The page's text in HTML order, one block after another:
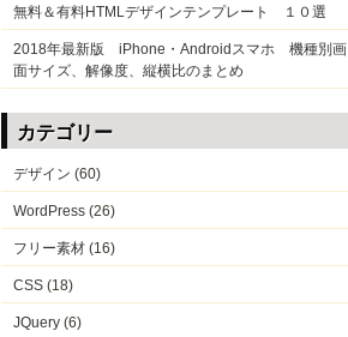
無料＆有料HTMLデザインテンプレート １０選
2018年最新版 iPhone・Androidスマホ 機種別画
面サイズ、解像度、縦横比のまとめ
カテゴリー
デザイン (60)
WordPress (26)
フリー素材 (16)
CSS (18)
JQuery (6)